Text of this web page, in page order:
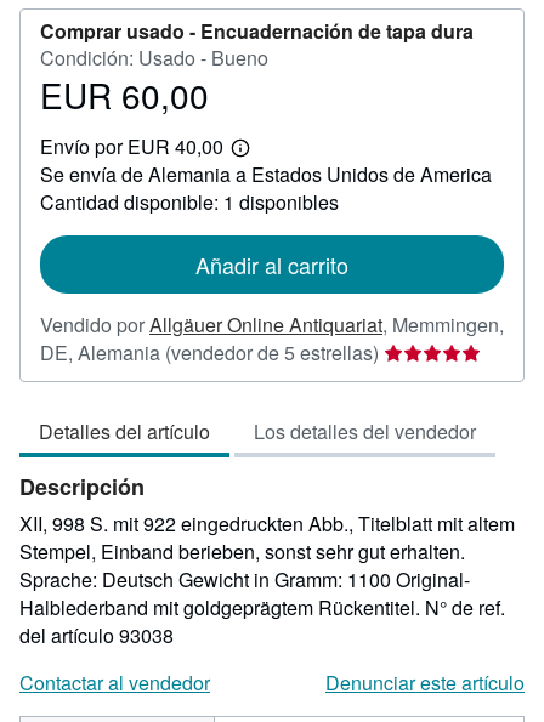
Comprar usado - Encuadernación de tapa dura
Condición: Usado - Bueno
Precio
60,00
EUR 60,00
Envío por EUR 40,00
Más
información
sobre
las
envío
Se envía de Alemania a Estados Unidos de America
Cantidad disponible: 1 disponibles
Añadir al carrito
Vendido porAllgäuer Online Antiquariat, Memmingen,
DE, Alemania (vendedor de 5 estrellas) Calificación
del
5
de
estrellas
Detalles del artículo Los detalles del vendedor
Descripción
XII, 998 S. mit 922 eingedruckten Abb., Titelblatt mit altem
Stempel, Einband berieben, sonst sehr gut erhalten.
Sprache: Deutsch Gewicht in Gramm: 1100 Original-
Halblederband mit goldgeprägtem Rückentitel. N° de ref.
del artículo 93038
Contactar al vendedor
Denunciar este artículo